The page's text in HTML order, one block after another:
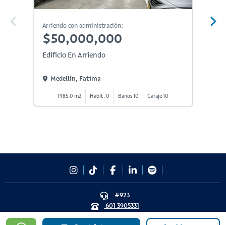
Arriendo con administración:
$50,000,000
Edificio En Arriendo
Medellín, Fatima
1985.0 m2 Habit. 0 Baños 10 Garaje 10
#923
601 3905331